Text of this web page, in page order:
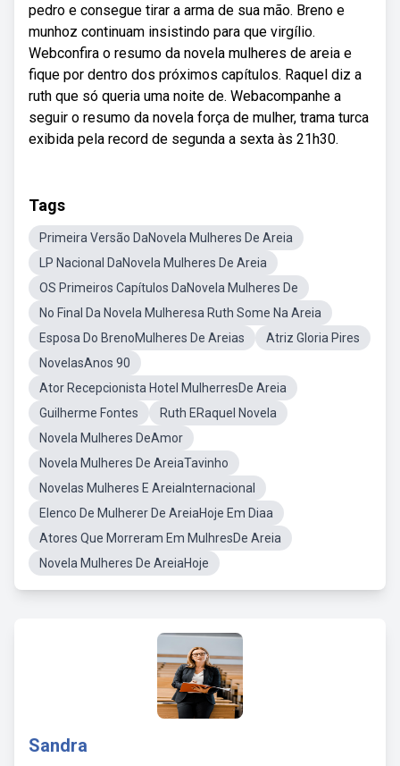
pedro e consegue tirar a arma de sua mão. Breno e
munhoz continuam insistindo para que virgílio.
Webconfira o resumo da novela mulheres de areia e
fique por dentro dos próximos capítulos. Raquel diz a
ruth que só queria uma noite de. Webacompanhe a
seguir o resumo da novela força de mulher, trama turca
exibida pela record de segunda a sexta às 21h30.
Tags
Primeira Versão DaNovela Mulheres De Areia
LP Nacional DaNovela Mulheres De Areia
OS Primeiros Capítulos DaNovela Mulheres De
No Final Da Novela Mulheresa Ruth Some Na Areia
Esposa Do BrenoMulheres De Areias
Atriz Gloria Pires
NovelasAnos 90
Ator Recepcionista Hotel MulherresDe Areia
Guilherme Fontes
Ruth ERaquel Novela
Novela Mulheres DeAmor
Novela Mulheres De AreiaTavinho
Novelas Mulheres E AreiaInternacional
Elenco De Mulherer De AreiaHoje Em Diaa
Atores Que Morreram Em MulhresDe Areia
Novela Mulheres De AreiaHoje
Sandra